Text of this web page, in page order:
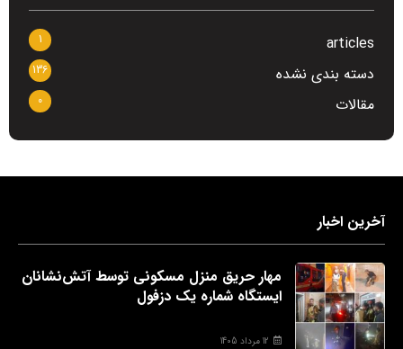
articles
1
دسته بندی نشده 136
مقالات 0
آخرین اخبار
مهار حریق منزل مسکونی توسط آتش‌نشانان
ایستگاه شماره یک دزفول
12 مرداد 1405